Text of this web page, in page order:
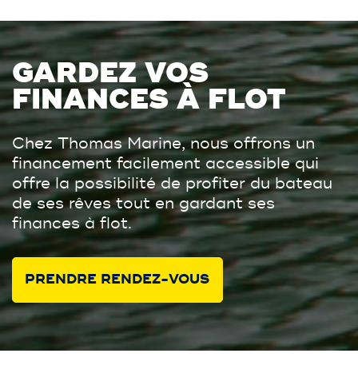
GARDEZ VOS
FINANCES À FLOT
Chez Thomas Marine, nous offrons un
financement facilement accessible qui
offre la possibilité de profiter du bateau
de ses rêves tout en gardant ses
finances à flot.
PRENDRE RENDEZ-VOUS